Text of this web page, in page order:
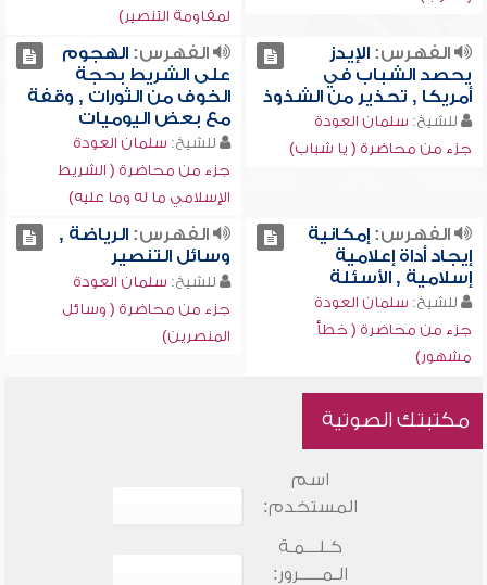
لمقاومة التنصير)
الفهرس:الإيدز
يحصد الشباب في
أمريكا , تحذير من الشذوذ
للشيخ: سلمان العودة
جزء من محاضرة ( يا شباب)
الفهرس:الهجوم
على الشريط بحجة
الخوف من الثورات , وقفة
مع بعض اليوميات
للشيخ: سلمان العودة
جزء من محاضرة ( الشريط
الإسلامي ما له وما عليه)
الفهرس:إمكانية
إيجاد أداة إعلامية
إسلامية , الأسئلة
للشيخ: سلمان العودة
جزء من محاضرة ( خطأ
مشهور)
الفهرس:الرياضة ,
وسائل التنصير
للشيخ: سلمان العودة
جزء من محاضرة ( وسائل
المنصرين)
مكتبتك الصوتية
اسم
المستخدم:
كـلـــمـة
الـمـــــرور: